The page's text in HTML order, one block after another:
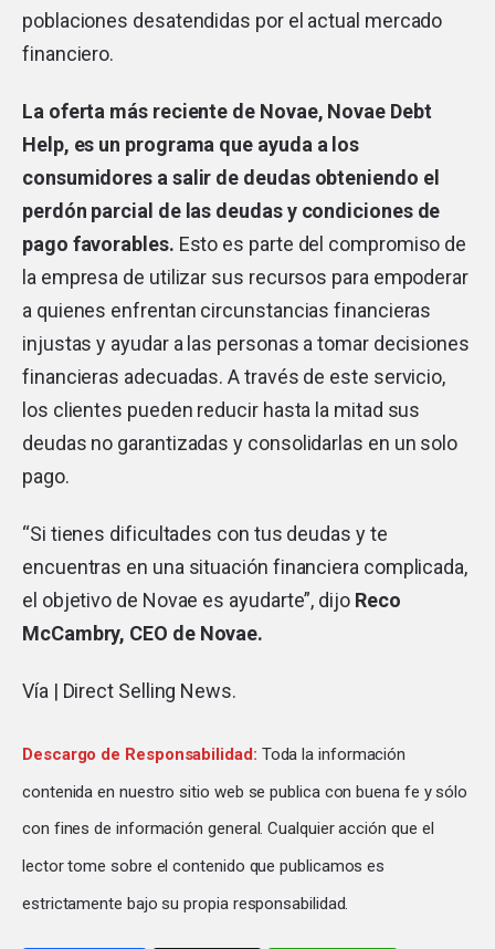
poblaciones desatendidas por el actual mercado
financiero.
La oferta más reciente de Novae, Novae Debt
Help, es un programa que ayuda a los
consumidores a salir de deudas obteniendo el
perdón parcial de las deudas y condiciones de
pago favorables. Esto es parte del compromiso de
la empresa de utilizar sus recursos para empoderar
a quienes enfrentan circunstancias financieras
injustas y ayudar a las personas a tomar decisiones
financieras adecuadas. A través de este servicio,
los clientes pueden reducir hasta la mitad sus
deudas no garantizadas y consolidarlas en un solo
pago.
“Si tienes dificultades con tus deudas y te
encuentras en una situación financiera complicada,
el objetivo de Novae es ayudarte”, dijo Reco
McCambry, CEO de Novae.
Vía | Direct Selling News.
Descargo de Responsabilidad: Toda la información
contenida en nuestro sitio web se publica con buena fe y sólo
con fines de información general. Cualquier acción que el
lector tome sobre el contenido que publicamos es
estrictamente bajo su propia responsabilidad.